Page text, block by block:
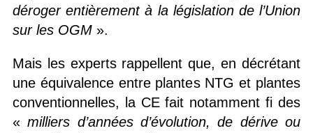
déroger entièrement à la législation de l’Union
sur les OGM».
Mais les experts rappellent que, en décrétant
une équivalence entre plantes NTG et plantes
conventionnelles, la CE fait notamment fi des
«milliers d’années d’évolution, de dérive ou